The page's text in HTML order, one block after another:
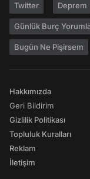
Twitter Deprem
Günlük Burç
Bugün Ne Pişirsem
Hakkımızda
Geri Bildirim
Gizlilik Politikası
Topluluk Kuralları
Reklam
İletişim